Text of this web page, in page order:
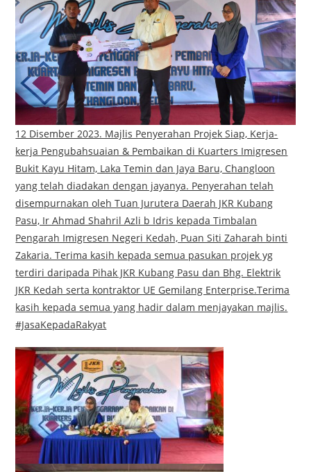
12 Disember 2023. Majlis Penyerahan Projek Siap, Kerja-
kerja Pengubahsuaian & Pembaikan di Kuarters Imigresen
Bukit Kayu Hitam, Laka Temin dan Jaya Baru, Changloon
yang telah diadakan dengan jayanya. Penyerahan telah
disempurnakan oleh Tuan Jurutera Daerah JKR Kubang
Pasu, Ir Ahmad Shahril Azli b Idris kepada Timbalan
Pengarah Imigresen Negeri Kedah, Puan Siti Zaharah binti
Zakaria. Terima kasih kepada semua pasukan projek yg
terdiri daripada Pihak JKR Kubang Pasu dan Bhg. Elektrik
JKR Kedah serta kontraktor UE Gemilang Enterprise.Terima
kasih kepada semua yang hadir dalam menjayakan majlis.
#JasaKepadaRakyat